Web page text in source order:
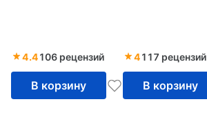
4.4106 рецензий
В корзину
4117 рецензий
В корзину